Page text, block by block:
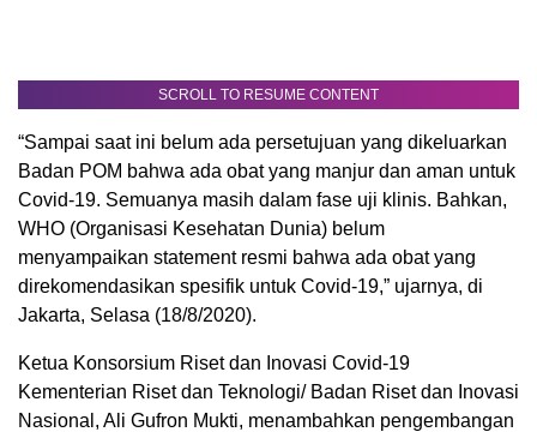
SCROLL TO RESUME CONTENT
“Sampai saat ini belum ada persetujuan yang dikeluarkan
Badan POM bahwa ada obat yang manjur dan aman untuk
Covid-19. Semuanya masih dalam fase uji klinis. Bahkan,
WHO (Organisasi Kesehatan Dunia) belum
menyampaikan statement resmi bahwa ada obat yang
direkomendasikan spesifik untuk Covid-19,” ujarnya, di
Jakarta, Selasa (18/8/2020).
Ketua Konsorsium Riset dan Inovasi Covid-19
Kementerian Riset dan Teknologi/ Badan Riset dan Inovasi
Nasional, Ali Gufron Mukti, menambahkan pengembangan